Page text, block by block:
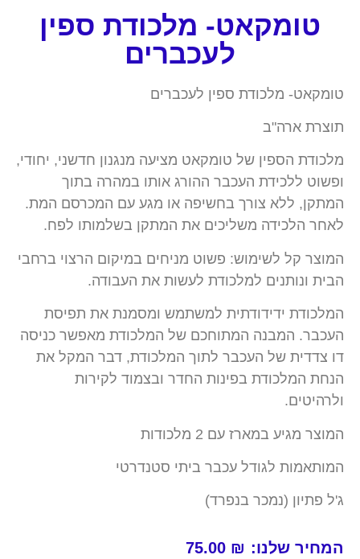
טומקאט- מלכודת ספין
לעכברים
טומקאט- מלכודת ספין לעכברים
תוצרת ארה"ב
מלכודת הספין של טומקאט מציעה מנגנון חדשני, יחודי,
ופשוט ללכידת העכבר ההורג אותו במהרה בתוך
המתקן, ללא צורך בחשיפה או מגע עם המכרסם המת.
לאחר הלכידה משליכים את המתקן בשלמותו לפח.
המוצר קל לשימוש: פשוט מניחים במיקום הרצוי ברחבי
הבית ונותנים למלכודת לעשות את העבודה.
המלכודת ידידודתית למשתמש ומסמנת את תפיסת
העכבר. המבנה המתוחכם של המלכודת מאפשר כניסה
דו צדדית של העכבר לתוך המלכודת, דבר המקל את
הנחת המלכודת בפינות החדר ובצמוד לקירות
ולרהיטים.
המוצר מגיע במארז עם 2 מלכודות
המותאמות לגודל עכבר ביתי סטנדרטי
ג'ל פתיון (נמכר בנפרד)
המחיר שלנו: 75.00 ₪